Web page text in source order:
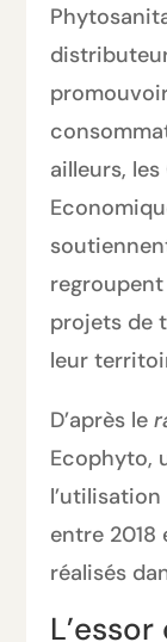
ailleurs,
projets de
leur
D’après le
Ecophyto,
entre
réalisés